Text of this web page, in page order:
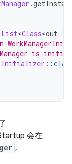
.
List<Class<out
is
::
会在
。